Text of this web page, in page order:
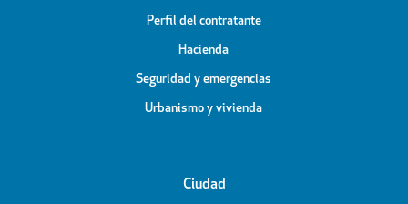
Perfil del contratante
Hacienda
Seguridad y emergencias
Urbanismo y vivienda
Ciudad